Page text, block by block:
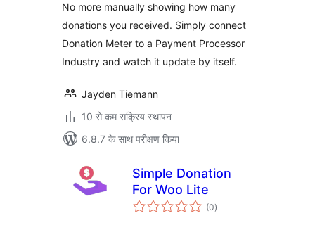
No more manually showing how many
donations you received. Simply connect
Donation Meter to a Payment Processor
Industry and watch it update by itself.
Jayden Tiemann
10 से कम सक्रिय स्थापन
6.8.7 के साथ परीक्षण किया
Simple Donation
For Woo Lite
(0कुल
दर)